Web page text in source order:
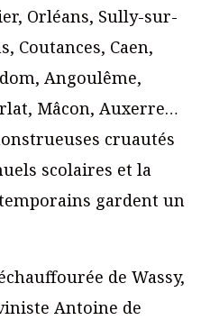
Orléans, Sully-sur-
Coutances, Caen,
Angoulême,
Mâcon, Auxerre…
cruautés
scolaires et la
gardent un
de Wassy,
Antoine de